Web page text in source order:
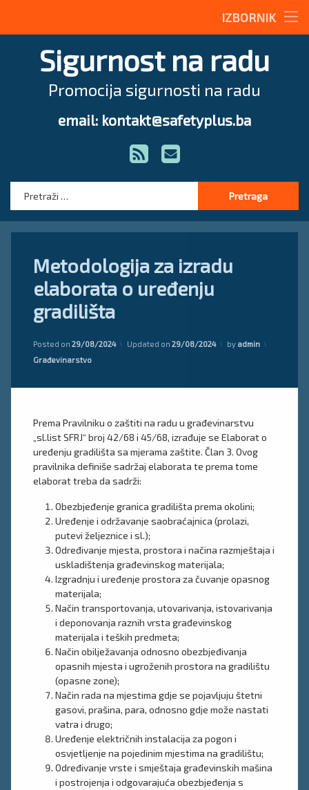
IZBORNIK
Radne upute
Magazin
Stručna pomoć
Sigurnost na radu
Promocija sigurnosti na radu
email: kontakt@safetyplus.ba
RSS E-mail
Metodologija za izradu
elaborata o uređenju
gradilišta
Posted on 29/08/2024 Updated on 29/08/2024 by admin
Kategorije:
Građevinarstvo
Prema Pravilniku o zaštiti na radu u građevinarstvu
„sl.list SFRJ“ broj 42/68 i 45/68, izrađuje se Elaborat o
uređenju gradilišta sa mjerama zaštite. Član 3. Ovog
pravilnika definiše sadržaj elaborata te prema tome
elaborat treba da sadrži:
Obezbjeđenje granica gradilišta prema okolini;
Uređenje i održavanje saobraćajnica (prolazi,
putevi željeznice i sl.);
Određivanje mjesta, prostora i načina razmještaja i
uskladištenja građevinskog materijala;
Izgradnju i uređenje prostora za čuvanje opasnog
materijala;
Način transportovanja, utovarivanja, istovarivanja
i deponovanja raznih vrsta građevinskog
materijala i teških predmeta;
Način obilježavanja odnosno obezbjeđivanja
opasnih mjesta i ugroženih prostora na gradilištu
(opasne zone);
Način rada na mjestima gdje se pojavljuju štetni
gasovi, prašina, para, odnosno gdje može nastati
vatra i drugo;
Uređenje električnih instalacija za pogon i
osvjetljenje na pojedinim mjestima na gradilištu;
Određivanje vrste i smještaja građevinskih mašina
i postrojenja i odgovarajuća obezbjeđenja s